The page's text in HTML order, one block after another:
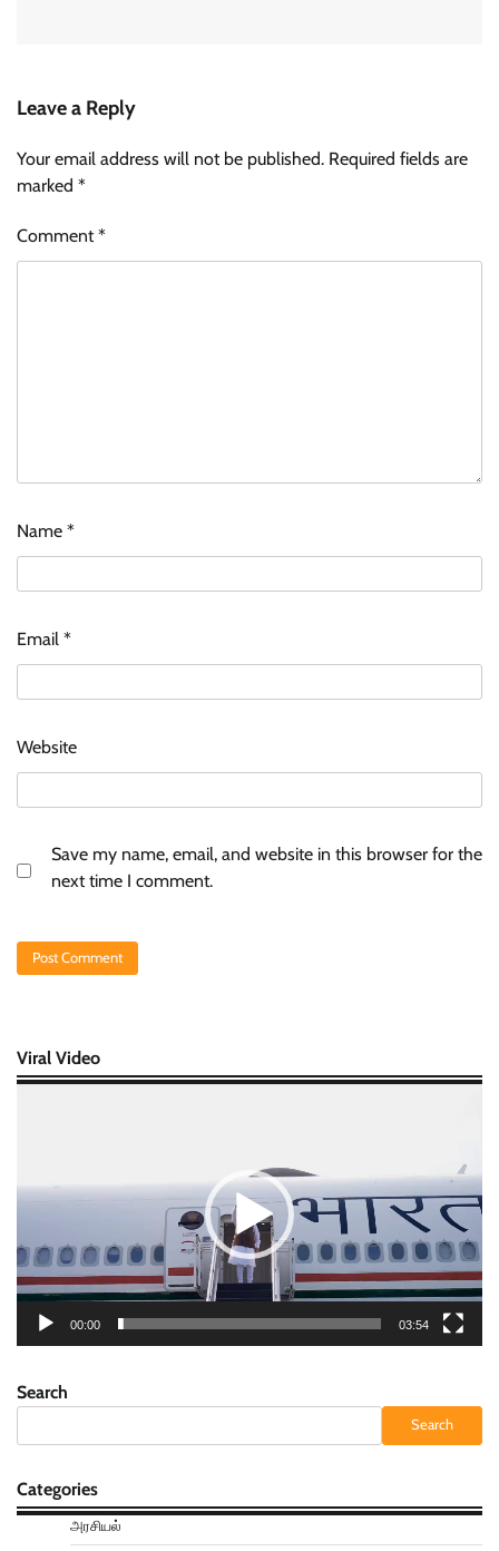
Leave a Reply
Your email address will not be published. Required fields are
marked *
Comment*
Name *
Email *
Website
Save my name, email, and website in this browser for the
next time I comment.
Viral Video
00:00 03:54
Search
Search
Categories
அரசியல்